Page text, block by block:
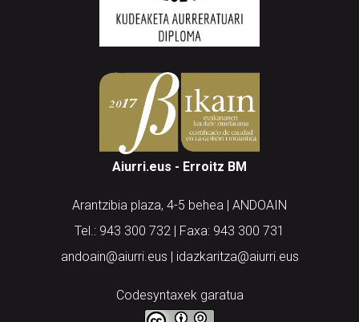
Aiurri.eus - Erroitz BM
Arantzibia plaza, 4-5 behea | ANDOAIN
Tel.: 943 300 732 | Faxa: 943 300 731
andoain@aiurri.eus | idazkaritza@aiurri.eus
Codesyntaxek garatua